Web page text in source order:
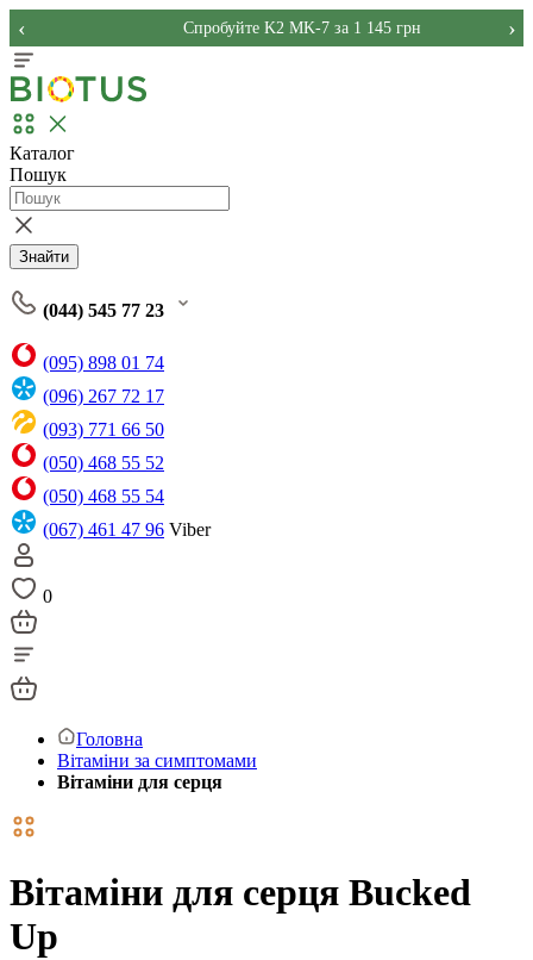
Спробуйте K2 MK-7 за 1 145 грн
‹ ›
Каталог
Пошук
Знайти
(044) 545 77 23
(095) 898 01 74
(096) 267 72 17
(093) 771 66 50
(050) 468 55 52
(050) 468 55 54
(067) 461 47 96 Viber
0
Головна
Вітаміни за симптомами
Вітаміни для серця
Вітаміни для серця Bucked
Up